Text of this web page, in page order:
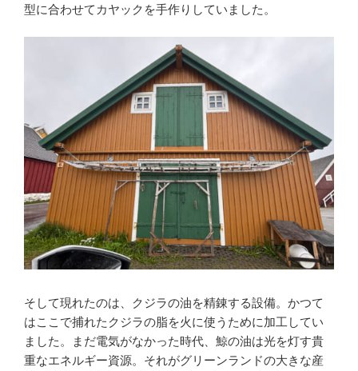
型に合わせてカヤックを手作りしていました。
そして現れたのは、クジラの油を精錬する設備。かつて
はここで捕れたクジラの脂を火に使うために加工してい
ました。まだ電気がなかった時代、鯨の油は光を灯す貴
重なエネルギー資源。それがグリーンランドの大きな産